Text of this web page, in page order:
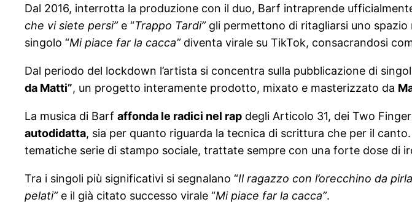
Dal 2016, interrotta la produzione con il duo, Barf intraprende
che vi siete persi”e “Trappo Tardi”gli permettono di ritagliarsi uno spazio
singolo “Mi piace far la cacca”diventa virale su TikTok, consacrandosi
Dal periodo del lockdown l’artista si concentra sulla pubblicazione di
da Matti”, un progetto interamente prodotto, mixato e masterizzato da
La musica di Barf affonda le radici nel rap degli Articolo 31, dei Two
autodidatta, sia per quanto riguarda la tecnica di scrittura che per il
tematiche serie di stampo sociale, trattate sempre con una forte dose di
Tra i singoli più significativi si segnalano “Il ragazzo con l’orecchino da
pelati”e il già citato successo virale “Mi piace far la cacca”.